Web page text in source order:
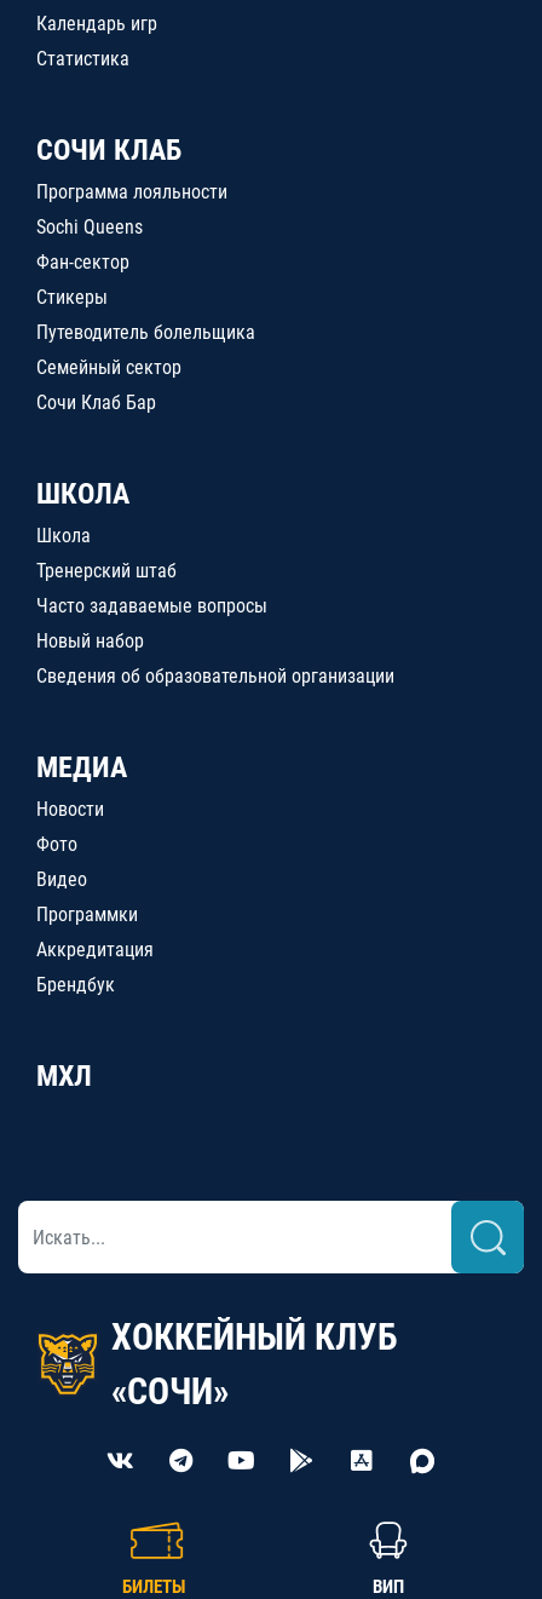
Календарь игр
Статистика
СОЧИ КЛАБ
Программа лояльности
Sochi Queens
Фан-сектор
Стикеры
Путеводитель болельщика
Семейный сектор
Сочи Клаб Бар
ШКОЛА
Школа
Тренерский штаб
Часто задаваемые вопросы
Новый набор
Сведения об образовательной организации
МЕДИА
Новости
Фото
Видео
Программки
Аккредитация
Брендбук
МХЛ
ХОККЕЙНЫЙ КЛУБ
«СОЧИ»
БИЛЕТЫ ВИП